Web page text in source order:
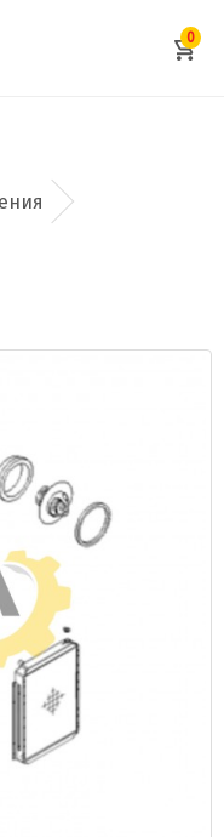
0
.xls, .xlsx